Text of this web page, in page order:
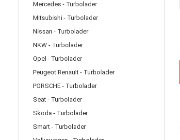
Mercedes - Turbolader
Mitsubishi - Turbolader
Nissan - Turbolader
NKW - Turbolader
Opel - Turbolader
Peugeot Renault - Turbolader
PORSCHE - Turbolader
Seat - Turbolader
Skoda - Turbolader
Smart - Turbolader